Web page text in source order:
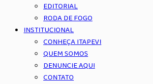
EDITORIAL
RODA DE FOGO
INSTITUCIONAL
CONHEÇA ITAPEVI
QUEM SOMOS
DENUNCIE AQUI
CONTATO